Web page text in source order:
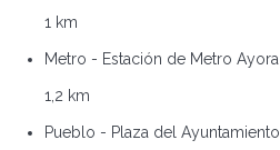
1 km
Metro - Estación de Metro Ayora
1,2 km
Pueblo - Plaza del Ayuntamiento